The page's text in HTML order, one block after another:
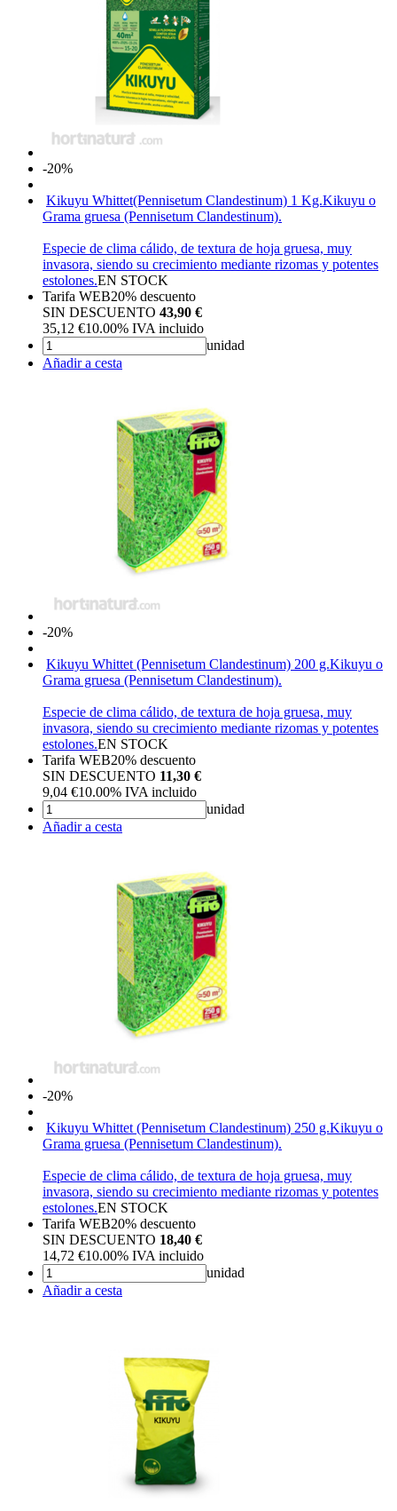
-20%
Kikuyu Whittet(Pennisetum Clandestinum) 1 Kg.Kikuyu o
Grama gruesa (Pennisetum Clandestinum).
Especie de clima cálido, de textura de hoja gruesa, muy
invasora, siendo su crecimiento mediante rizomas y potentes
estolones.EN STOCK
Tarifa WEB20% descuento
SIN DESCUENTO 43,90 €
35,12 €10.00% IVA incluido
unidad
Añadir a cesta
-20%
Kikuyu Whittet (Pennisetum Clandestinum) 200 g.Kikuyu o
Grama gruesa (Pennisetum Clandestinum).
Especie de clima cálido, de textura de hoja gruesa, muy
invasora, siendo su crecimiento mediante rizomas y potentes
estolones.EN STOCK
Tarifa WEB20% descuento
SIN DESCUENTO 11,30 €
9,04 €10.00% IVA incluido
unidad
Añadir a cesta
-20%
Kikuyu Whittet (Pennisetum Clandestinum) 250 g.Kikuyu o
Grama gruesa (Pennisetum Clandestinum).
Especie de clima cálido, de textura de hoja gruesa, muy
invasora, siendo su crecimiento mediante rizomas y potentes
estolones.EN STOCK
Tarifa WEB20% descuento
SIN DESCUENTO 18,40 €
14,72 €10.00% IVA incluido
unidad
Añadir a cesta